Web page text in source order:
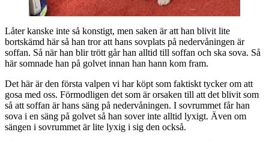
Låter kanske inte så konstigt, men saken är att han blivit lite
bortskämd här så han tror att hans sovplats på nedervåningen är
soffan. Så när han blir trött går han alltid till soffan och ska sova. Så
här somnade han på golvet innan han hann kom fram.
Det här är den första valpen vi har köpt som faktiskt tycker om att
gosa med oss. Förmodligen det som är orsaken till att det blivit som
så att soffan är hans säng på nedervåningen. I sovrummet får han
sova i en säng på golvet så han sover inte alltid lyxigt. Även om
sängen i sovrummet är lite lyxig i sig den också.